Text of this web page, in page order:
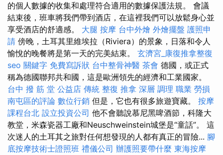
的個人數據的收集和處理符合適用的數據保護法規。 會議
結束後，班車將我們帶到酒店，在這裡我們可以放鬆身心並
享受酒店的舒適感。 大腿 按摩 台中外燴 外燴擺盤 護照申
請 傍晚，土耳其里維埃拉（Riviera）的景象，日落和令人
愉悅的晚餐將是第一天的完美結束。 玄濟宮_康復推拿整復
seo 關鍵字 免費寫訴狀 台中整骨神醫 茶會 德國，或正式
稱為德國聯邦共和國，這是歐洲領先的經濟和工業國家。
台中 撥 筋 堂 公益店 傳統 整復 推拿 深層 調理 職業 勞損
南屯區的評論 數位行銷 但是，它也有很多旅遊寶藏。 按摩
課程台北 設立投資公司 他不會聽說慕尼黑啤酒節，科隆大
教堂，米森瓷器工廠和Neuschweinstein城堡是“童話”。 這
次迷人的土耳其之旅對任何想發現的人都有真正的冒險... 腳
底按摩技術士證照班 禮儀公司 辦護照要帶什麼 東海按摩